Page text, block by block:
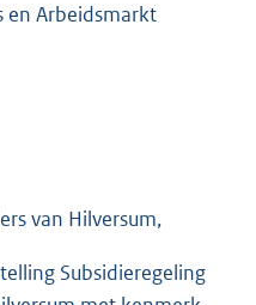
en Arbeidsmarkt
van Hilversum,
Subsidieregeling